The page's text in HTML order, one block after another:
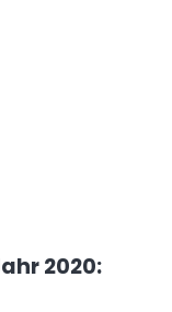
2020: